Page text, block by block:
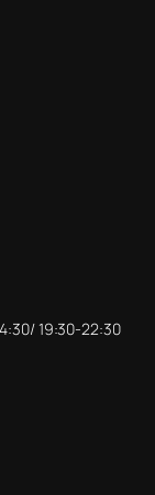
19:30-22:30